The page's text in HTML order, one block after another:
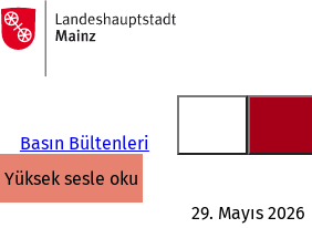
İçeriğe atla
Ana
sayfaya
Basın Bültenleri
yüksek sesle oku
29. Mayıs 2026